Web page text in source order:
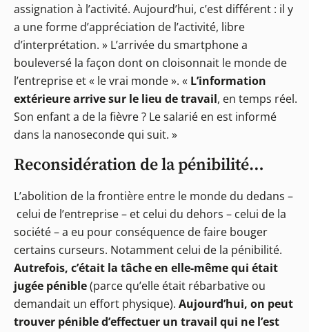
assignation à l’activité. Aujourd’hui, c’est différent : il y
a une forme d’appréciation de l’activité, libre
d’interprétation. » L’arrivée du smartphone a
bouleversé la façon dont on cloisonnait le monde de
l’entreprise et « le vrai monde ». « L’information
extérieure arrive sur le lieu de travail, en temps réel.
Son enfant a de la fièvre ? Le salarié en est informé
dans la nanoseconde qui suit. »
Reconsidération de la pénibilité…
L’abolition de la frontière entre le monde du dedans –
celui de l’entreprise – et celui du dehors – celui de la
société – a eu pour conséquence de faire bouger
certains curseurs. Notamment celui de la pénibilité.
Autrefois, c’était la tâche en elle-même qui était
jugée pénible(parce qu’elle était rébarbative ou
demandait un effort physique). Aujourd’hui, on peut
trouver pénible d’effectuer un travail qui ne l’est